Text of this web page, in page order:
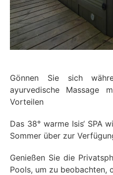
Gönnen Sie sich
ayurvedische Massage
Vorteilen
Das 38° warme Isis‘ SPA
Sommer über zur
Genießen Sie die
Pools, um zu beobachten,